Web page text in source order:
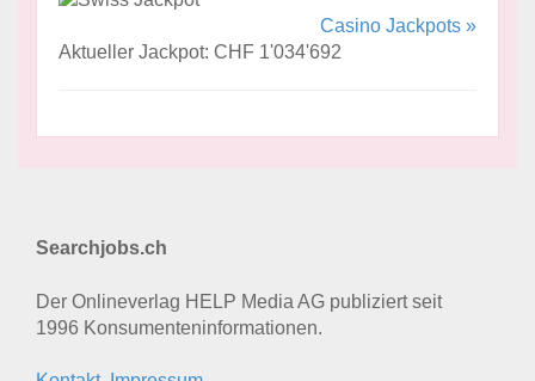
Casino Jackpots »
Aktueller Jackpot: CHF 1'034'692
Searchjobs.ch
Der Onlineverlag HELP Media AG publiziert seit
1996 Konsumenten­informationen.